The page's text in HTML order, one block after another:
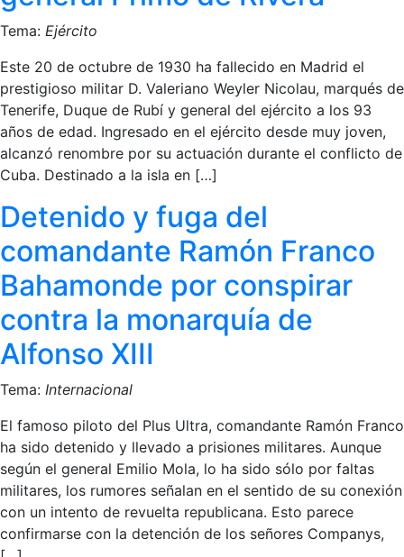
Tema: Ejército
Este 20 de octubre de 1930 ha fallecido en Madrid el
prestigioso militar D. Valeriano Weyler Nicolau, marqués de
Tenerife, Duque de Rubí y general del ejército a los 93
años de edad. Ingresado en el ejército desde muy joven,
alcanzó renombre por su actuación durante el conflicto de
Cuba. Destinado a la isla en […]
Detenido y fuga del
comandante Ramón Franco
Bahamonde por conspirar
contra la monarquía de
Alfonso XIII
Tema: Internacional
El famoso piloto del Plus Ultra, comandante Ramón Franco
ha sido detenido y llevado a prisiones militares. Aunque
según el general Emilio Mola, lo ha sido sólo por faltas
militares, los rumores señalan en el sentido de su conexión
con un intento de revuelta republicana. Esto parece
confirmarse con la detención de los señores Companys,